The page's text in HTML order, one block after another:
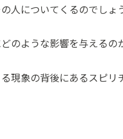
人についてくるのでしょ
のような影響を与えるの
現象の背後にあるスピ